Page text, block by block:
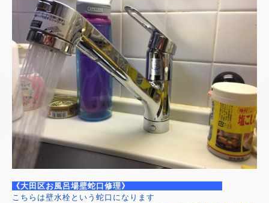
《大田区お風呂場壁蛇口修理》
こちらは壁水栓という蛇口になります